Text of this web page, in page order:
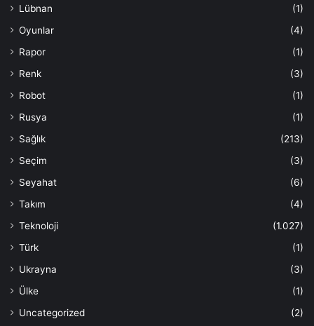
Lübnan
(1)
Oyunlar
(4)
Rapor
(1)
Renk
(3)
Robot
(1)
Rusya
(1)
Sağlık
(213)
Seçim
(3)
Seyahat
(6)
Takım
(4)
Teknoloji
(1.027)
Türk
(1)
Ukrayna
(3)
Ülke
(1)
Uncategorized
(2)